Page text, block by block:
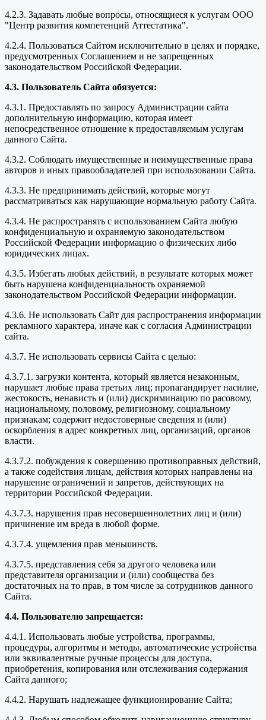
4.2.3. Задавать любые вопросы, относящиеся к услугам ООО
"Центр развития компетенций Аттестатика".
4.2.4. Пользоваться Сайтом исключительно в целях и порядке,
предусмотренных Соглашением и не запрещенных
законодательством Российской Федерации.
4.3. Пользователь Сайта обязуется:
4.3.1. Предоставлять по запросу Администрации сайта
дополнительную информацию, которая имеет
непосредственное отношение к предоставляемым услугам
данного Сайта.
4.3.2. Соблюдать имущественные и неимущественные права
авторов и иных правообладателей при использовании Сайта.
4.3.3. Не предпринимать действий, которые могут
рассматриваться как нарушающие нормальную работу Сайта.
4.3.4. Не распространять с использованием Сайта любую
конфиденциальную и охраняемую законодательством
Российской Федерации информацию о физических либо
юридических лицах.
4.3.5. Избегать любых действий, в результате которых может
быть нарушена конфиденциальность охраняемой
законодательством Российской Федерации информации.
4.3.6. Не использовать Сайт для распространения информации
рекламного характера, иначе как с согласия Администрации
сайта.
4.3.7. Не использовать сервисы Сайта с целью:
4.3.7.1. загрузки контента, который является незаконным,
нарушает любые права третьих лиц; пропагандирует насилие,
жестокость, ненависть и (или) дискриминацию по расовому,
национальному, половому, религиозному, социальному
признакам; содержит недостоверные сведения и (или)
оскорбления в адрес конкретных лиц, организаций, органов
власти.
4.3.7.2. побуждения к совершению противоправных действий,
а также содействия лицам, действия которых направлены на
нарушение ограничений и запретов, действующих на
территории Российской Федерации.
4.3.7.3. нарушения прав несовершеннолетних лиц и (или)
причинение им вреда в любой форме.
4.3.7.4. ущемления прав меньшинств.
4.3.7.5. представления себя за другого человека или
представителя организации и (или) сообщества без
достаточных на то прав, в том числе за сотрудников данного
Сайта.
4.4. Пользователю запрещается:
4.4.1. Использовать любые устройства, программы,
процедуры, алгоритмы и методы, автоматические устройства
или эквивалентные ручные процессы для доступа,
приобретения, копирования или отслеживания содержания
Сайта данного;
4.4.2. Нарушать надлежащее функционирование Сайта;